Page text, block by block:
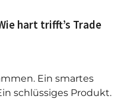
hart trifft’s Trade
Ein smartes
schlüssiges Produkt.